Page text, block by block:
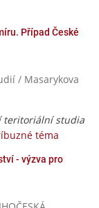
Případ České
/ Masarykova
teritoriální studia
téma
- výzva pro